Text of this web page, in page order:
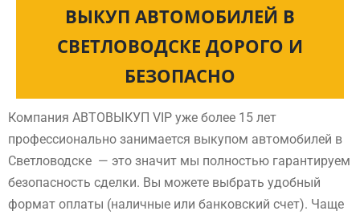
ВЫКУП АВТОМОБИЛЕЙ В
СВЕТЛОВОДСКЕ ДОРОГО И
БЕЗОПАСНО
Компания АВТОВЫКУП VIP уже более 15 лет
профессионально занимается выкупом автомобилей в
Светловодске — это значит мы полностью гарантируем
безопасность сделки. Вы можете выбрать удобный
формат оплаты (наличные или банковский счет). Чаще